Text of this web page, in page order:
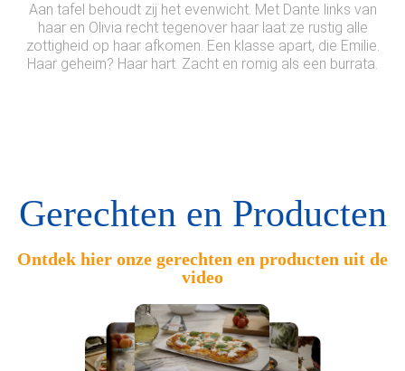
Aan tafel behoudt zij het evenwicht. Met Dante links van
haar en Olivia recht tegenover haar laat ze rustig alle
zottigheid op haar afkomen. Een klasse apart, die Emilie.
Haar geheim? Haar hart. Zacht en romig als een burrata.
Gerechten en Producten
Ontdek hier onze gerechten en producten uit de
video